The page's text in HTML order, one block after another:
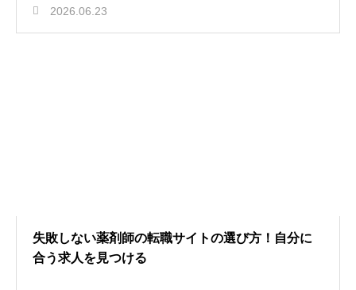
2026.06.23
失敗しない薬剤師の転職サイトの選び方！自分に
合う求人を見つける